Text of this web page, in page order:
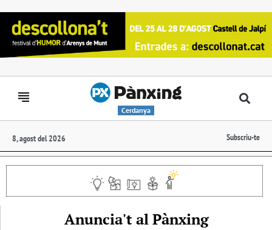
Cerdanya
8, agost del 2026 Subscriu-te
Anuncia't al Pànxing